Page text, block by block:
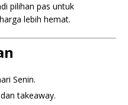
pilihan pas untuk
lebih hemat.
Senin.
takeaway.